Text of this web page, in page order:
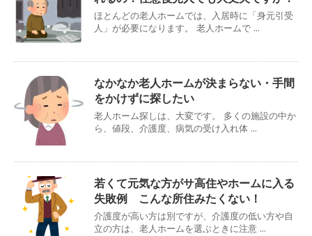
ほとんどの老人ホームでは、入居時に「身元引受
人」が必要になります。 老人ホームで ...
なかなか老人ホームが決まらない・手間
をかけずに探したい
老人ホーム探しは、大変です。 多くの施設の中か
ら、値段、介護度、病気の受け入れ体 ...
若くて元気な方がサ高住やホームに入る
失敗例 こんな所住みたくない！
介護度が高い方は別ですが、介護度の低い方や自
立の方は、老人ホームを選ぶときに注意 ...